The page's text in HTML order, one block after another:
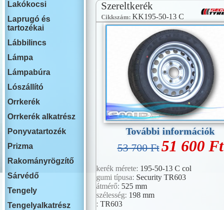
Szereltkerék
Cikkszám: KK195-50-13 C
További információk
53 700 Ft51 600 Ft
kerék mérete: 195-50-13 C col
gumi típusa: Security TR603
átmérő: 525 mm
szélesség: 198 mm
: TR603
Lakókocsi
Laprugó és
tartozékai
Lábbilincs
Lámpa
Lámpabúra
Lószállító
Orrkerék
Orrkerék alkatrész
Ponyvatartozék
Prizma
Rakományrögzítő
Sárvédő
Tengely
Tengelyalkatrész